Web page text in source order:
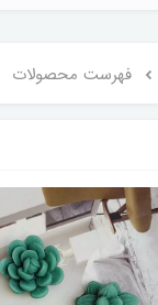
فهرست محصولات